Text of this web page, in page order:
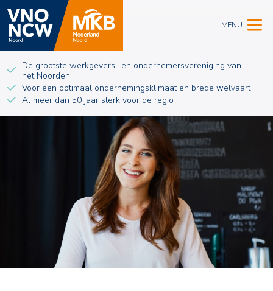
MENU
De grootste werkgevers- en ondernemersvereniging van
het Noorden
Voor een optimaal ondernemingsklimaat en brede welvaart
Al meer dan 50 jaar sterk voor de regio